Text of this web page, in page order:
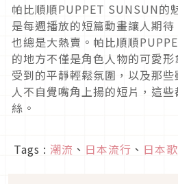
帕比順順PUPPET SUNSUN的
是每週播放的短篇動畫讓人期
也總是大熱賣。帕比順順
的地方不僅是角色人物的可愛
受到的平靜輕鬆氛圍，以及那
人不自覺嘴角上揚的短片，這
絲。
Tags : 潮流 、 日本流行 、 日本